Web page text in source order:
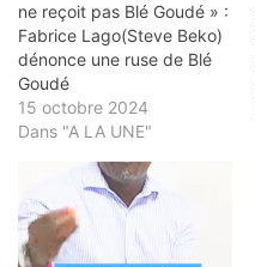
ne reçoit pas Blé Goudé » :
Fabrice Lago(Steve Beko)
dénonce une ruse de Blé
Goudé
15 octobre 2024
Dans "A LA UNE"